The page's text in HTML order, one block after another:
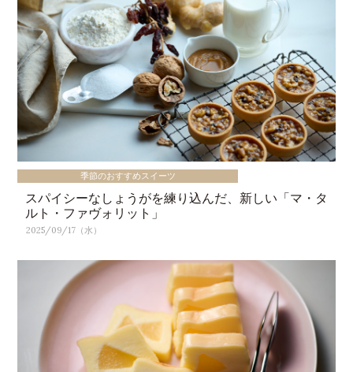
季節のおすすめスイーツ
スパイシーなしょうがを練り込んだ、新しい「マ・タ
ルト・ファヴォリット」
2025/09/17（水）